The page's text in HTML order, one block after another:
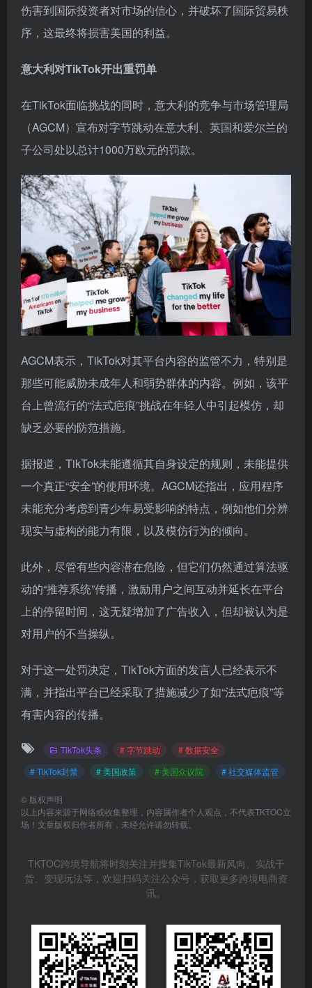
伤害到国际投资者对市场的信心，并破坏了国际贸易秩
序，这最终将损害美国的利益。
意大利对TikTok开出重罚单
在TikTok面临挑战的同时，意大利的竞争与市场管理局
（AGCM）宣布对字节跳动在意大利、英国和爱尔兰的
子公司处以总计1000万欧元的罚款。
AGCM表示，TikTok对其平台内容的监管不力，特别是
那些可能威胁未成年人和弱势群体的内容。例如，该平
台上曾流行的“法式疤痕”挑战在年轻人中引起模仿，却
缺乏必要的防范措施。
据报道，TikTok未能遵循其自身设定的规则，未能提供
一个真正“安全”的使用环境。AGCM还指出，应用程序
未能充分考虑到青少年易受影响的特点，例如他们分辨
现实与虚构的能力有限，以及模仿行为的倾向。
此外，尽管有些内容潜在危险，但它们仍然通过算法驱
动的“推荐系统”传播，激励用户之间互动并延长在平台
上的停留时间，这无疑增加了广告收入，但却被认为是
对用户的不当操纵。
对于这一处罚决定，TikTok方面的发言人已经表示不
满，并指出平台已经采取了措施减少了如“法式疤痕”等
有害内容的传播。
TikTok头条 # 字节跳动
# 数据安全
# TikTok封禁
# 美国政策 # 美国众议院 # 社交媒体监管
© 版权声明
以上内容来源于网络或收集整理，内容属作者个人观点，不代表TKTOC立
场！文章版权归作者所有，未经允许请勿转载。
TKTOC跨境导航将时刻关注并搜集TikTok最新风向、实战干
货、变现玩法等，欢迎扫码关注公众号，获取更多跨境电商资
讯。